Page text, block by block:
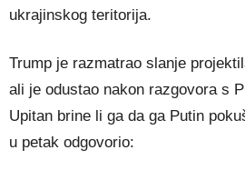
ukrajinskog teritorija.
Trump je razmatrao slanje
ali je odustao nakon razgovora s
Upitan brine li ga da ga Putin
u petak odgovorio: